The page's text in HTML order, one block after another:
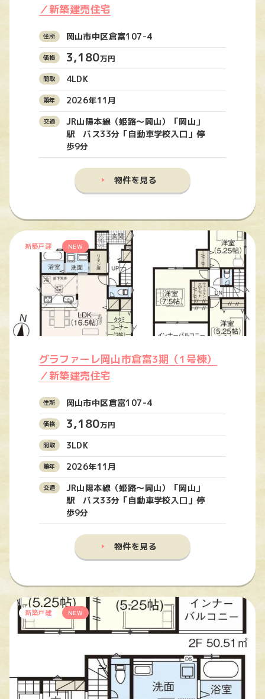
／新築建売住宅
岡山市中区倉富107-4
3,180万円
4LDK
2026年11月
JR山陽本線（姫路〜岡山）「岡山」
駅 バス33分「自動車学校入口」停
歩9分
物件を見る
新築戸建 NEW
グラファーレ岡山市倉富3期（1号棟）
／新築建売住宅
岡山市中区倉富107-4
3,180万円
3LDK
2026年11月
JR山陽本線（姫路〜岡山）「岡山」
駅 バス33分「自動車学校入口」停
歩9分
物件を見る
新築戸建 NEW